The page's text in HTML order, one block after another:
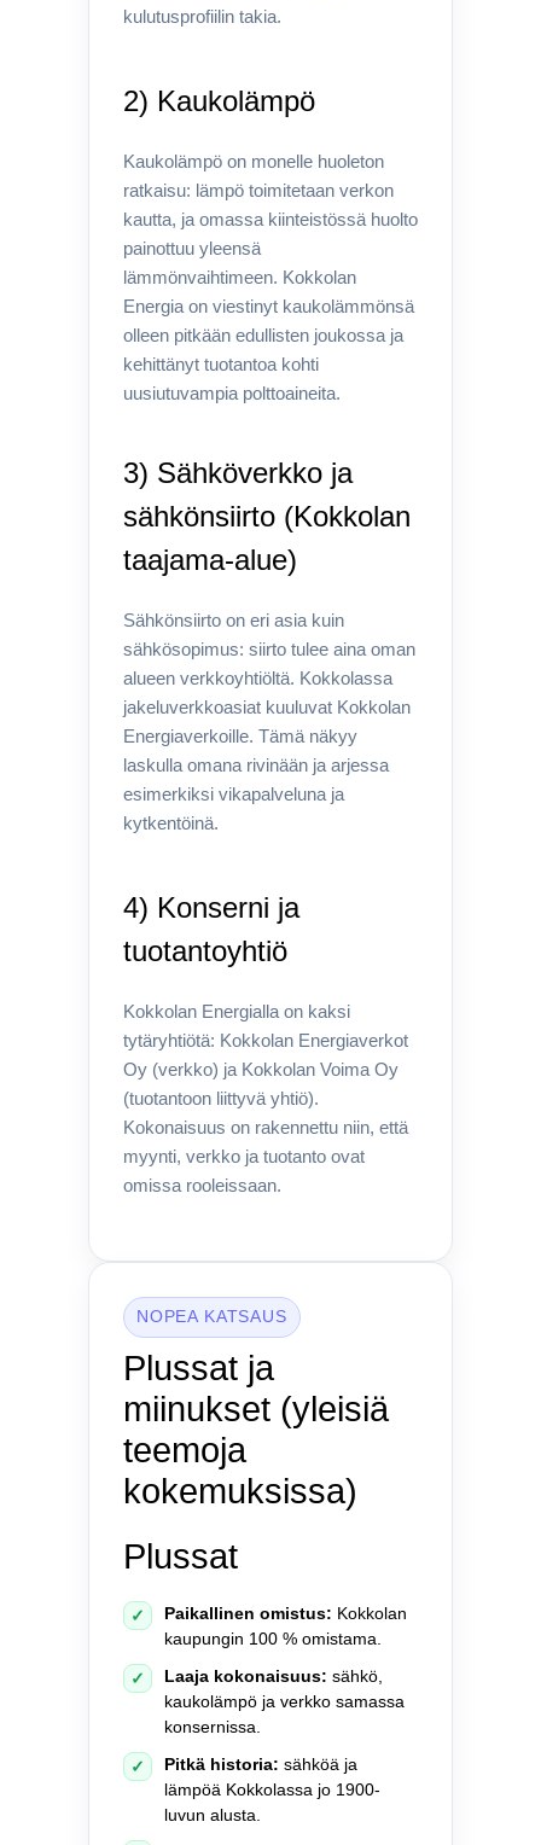
kulutusprofiilin takia.
2) Kaukolämpö
Kaukolämpö on monelle huoleton
ratkaisu: lämpö toimitetaan verkon
kautta, ja omassa kiinteistössä huolto
painottuu yleensä
lämmönvaihtimeen. Kokkolan
Energia on viestinyt kaukolämmönsä
olleen pitkään edullisten joukossa ja
kehittänyt tuotantoa kohti
uusiutuvampia polttoaineita.
3) Sähköverkko ja
sähkönsiirto (Kokkolan
taajama-alue)
Sähkönsiirto on eri asia kuin
sähkösopimus: siirto tulee aina oman
alueen verkkoyhtiöltä. Kokkolassa
jakeluverkkoasiat kuuluvat Kokkolan
Energiaverkoille. Tämä näkyy
laskulla omana rivinään ja arjessa
esimerkiksi vikapalveluna ja
kytkentöinä.
4) Konserni ja
tuotantoyhtiö
Kokkolan Energialla on kaksi
tytäryhtiötä: Kokkolan Energiaverkot
Oy (verkko) ja Kokkolan Voima Oy
(tuotantoon liittyvä yhtiö).
Kokonaisuus on rakennettu niin, että
myynti, verkko ja tuotanto ovat
omissa rooleissaan.
NOPEA KATSAUS
Plussat ja
miinukset (yleisiä
teemoja
kokemuksissa)
Plussat
✓ Paikallinen omistus: Kokkolan
kaupungin 100 % omistama.
✓ Laaja kokonaisuus: sähkö,
kaukolämpö ja verkko samassa
konsernissa.
✓ Pitkä historia: sähköä ja
lämpöä Kokkolassa jo 1900-
luvun alusta.